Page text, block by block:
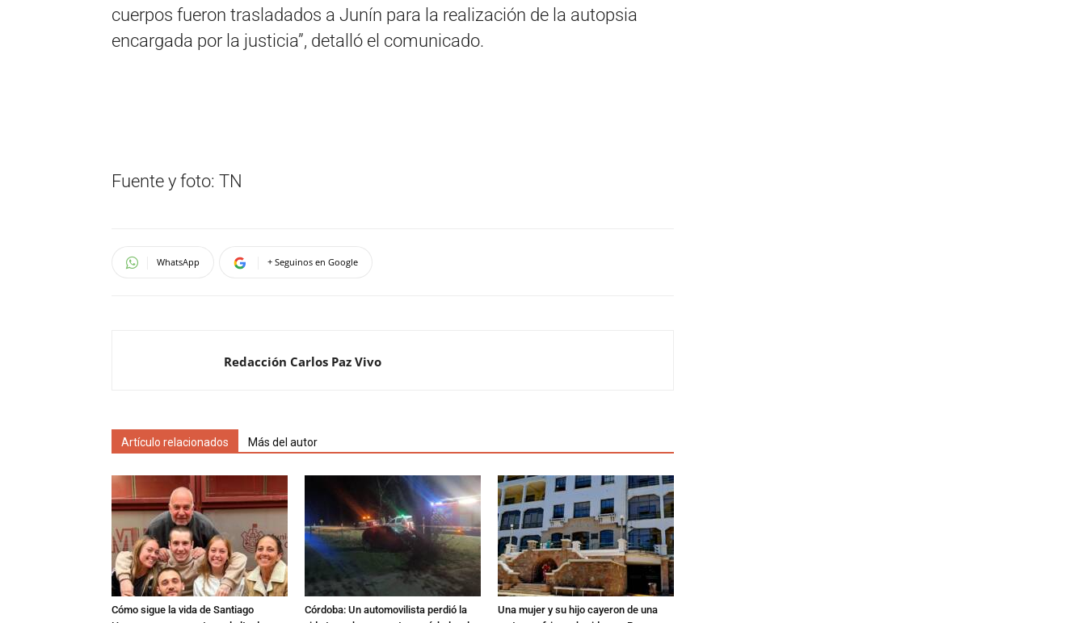
cuerpos fueron trasladados a Junín para la realización de la autopsia
encargada por la justicia”, detalló el comunicado.
Fuente y foto: TN
WhatsApp + Seguinos en Google
Redacción Carlos Paz Vivo
Artículo relacionados Más del autor
Cómo sigue la vida de Santiago
Córdoba: Un automovilista perdió la
Una mujer y su hijo cayeron de una